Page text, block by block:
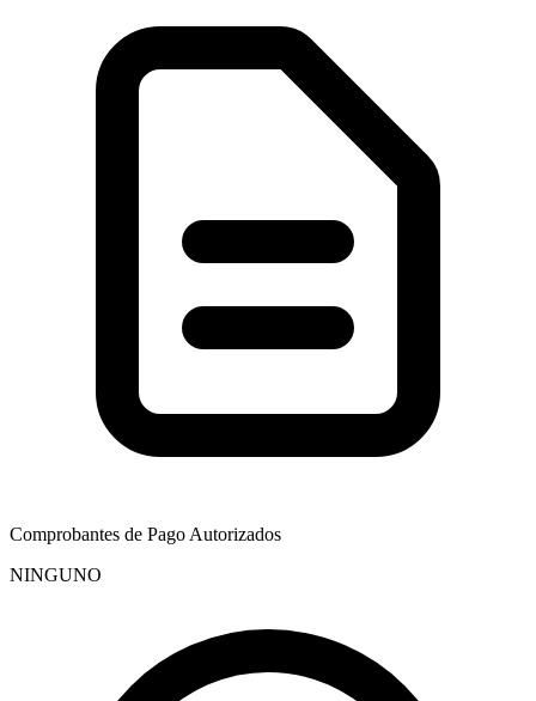
Comprobantes de Pago Autorizados
NINGUNO